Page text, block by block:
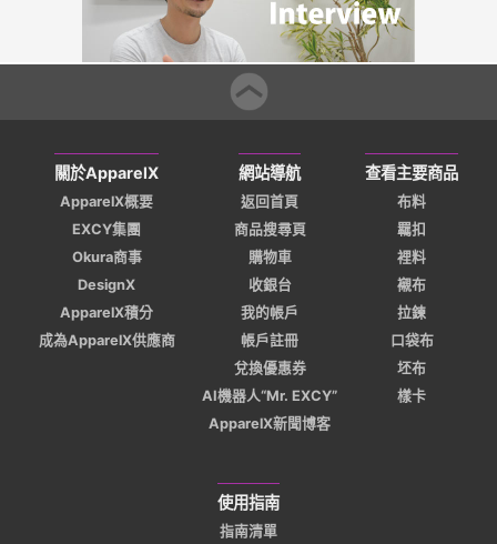
關於ApparelX
ApparelX概要
EXCY集團
Okura商事
DesignX
ApparelX積分
成為ApparelX供應商
網站導航
返回首頁
商品搜尋頁
購物車
收銀台
我的帳戶
帳戶註冊
兌換優惠券
AI機器人“Mr. EXCY”
ApparelX新聞博客
查看主要商品
布料
羈扣
裡料
襯布
拉鍊
口袋布
坯布
樣卡
使用指南
指南清單